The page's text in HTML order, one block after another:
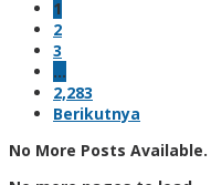
1
2
3
…
2,283
Berikutnya
No More Posts Available.